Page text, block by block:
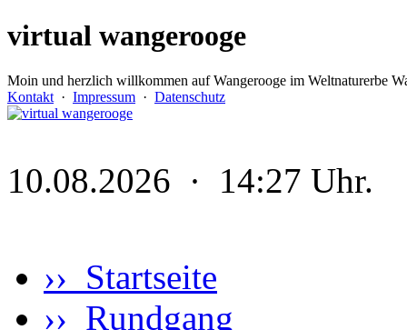
virtual wangerooge
Moin und herzlich willkommen auf Wangerooge im Weltnaturerbe
Kontakt · Impressum · Datenschutz
10.08.2026 · 14:27 Uhr.
›› Startseite
›› Rundgang